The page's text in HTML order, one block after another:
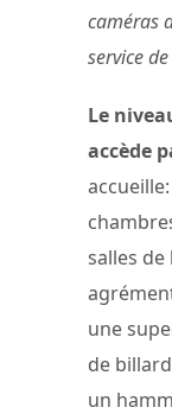
caméras
service
Le
accède
salles
une
de
un